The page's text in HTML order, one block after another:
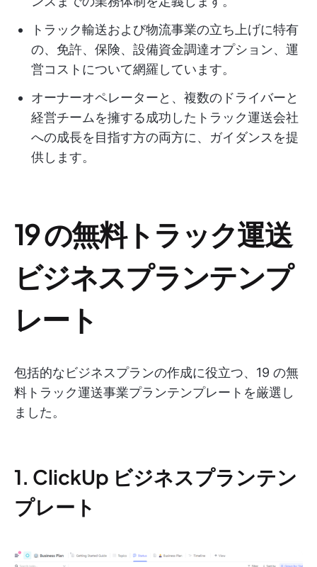
トラック輸送および物流事業の立ち上げに特有
の、免許、保険、設備資金調達オプション、運
営コストについて網羅しています。
オーナーオペレーターと、複数のドライバーと
経営チームを擁する成功したトラック運送会社
への成長を目指す方の両方に、ガイダンスを提
供します。
19 の無料トラック運送
ビジネスプランテンプ
レート
包括的なビジネスプランの作成に役立つ、19 の無
料トラック運送事業プランテンプレートを厳選し
ました。
1. ClickUp ビジネスプランテン
プレート